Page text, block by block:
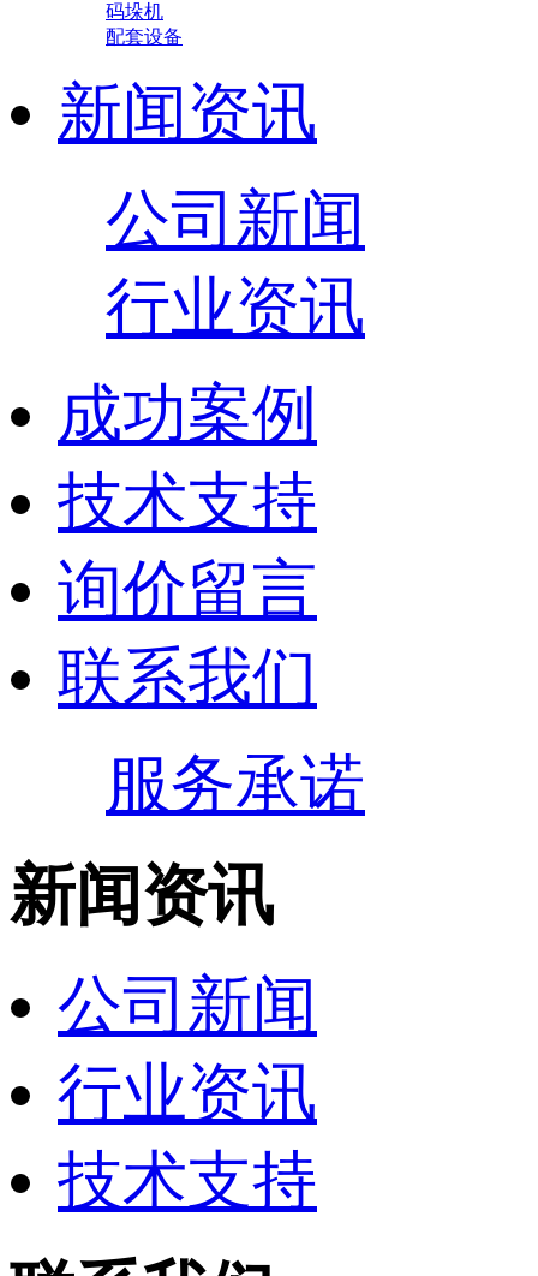
码垛机
配套设备
新闻资讯
公司新闻
行业资讯
成功案例
技术支持
询价留言
联系我们
服务承诺
新闻资讯
公司新闻
行业资讯
技术支持